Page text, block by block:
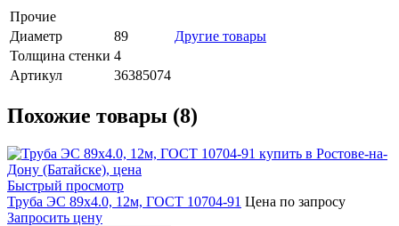
Прочие
Диаметр
89
Другие товары
Толщина стенки 4
Артикул
36385074
Похожие товары (8)
Быстрый просмотр
Труба ЭС 89х4.0, 12м, ГОСТ 10704-91 Цена по запросу
Запросить цену